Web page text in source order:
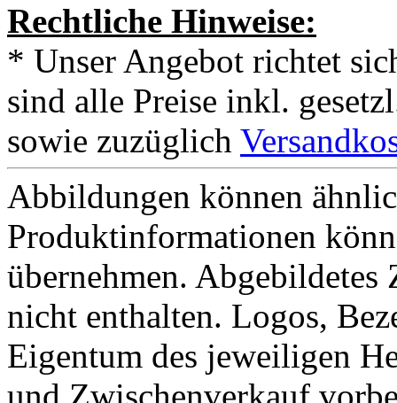
Rechtliche Hinweise:
* Unser Angebot richtet
sind alle Preise inkl.
sowie zuzüglich
Abbildungen können
Produktinformationen
übernehmen.
nicht enthalten. Logos,
Eigentum des jeweiligen
und Zwischenverkauf